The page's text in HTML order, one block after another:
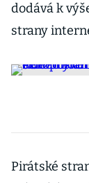
dodává k
strany
Pirátské